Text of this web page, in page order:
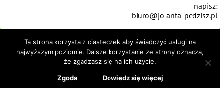
napisz:
biuro@jolanta-pedzisz.pl
REALIZACJE NAWIERZCHNIE
REMONTY PLACÓW ZABAW
KONTAKT POLITYKA COOKIES
Ta strona korzysta z ciasteczek aby świadczyć usługi na
najwyższym poziomie. Dalsze korzystanie ze strony oznacza,
że zgadzasz się na ich użycie.
Zgoda Dowiedz się więcej